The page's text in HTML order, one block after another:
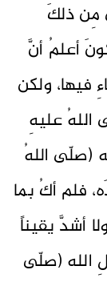
مِن ذلكَ
أعلمُ أنَّ
فيها، ولكن
عليهِ
(صلّى اللهُ
فلم أكُ بما
أشدَّ يقيناً
الله (صلّى